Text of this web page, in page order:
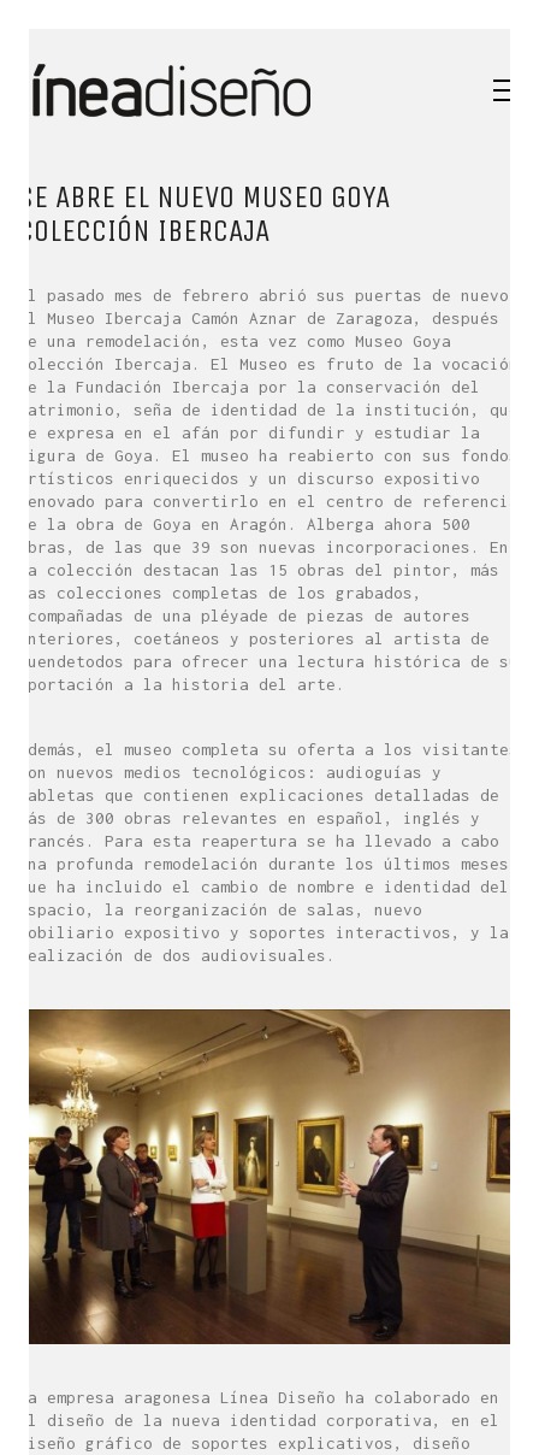
SE ABRE EL NUEVO MUSEO GOYA
COLECCIÓN IBERCAJA
El pasado mes de febrero abrió sus puertas de nuevo
el Museo Ibercaja Camón Aznar de Zaragoza, después
de una remodelación, esta vez como Museo Goya
Colección Ibercaja. El Museo es fruto de la vocación
de la Fundación Ibercaja por la conservación del
patrimonio, seña de identidad de la institución, que
se expresa en el afán por difundir y estudiar la
figura de Goya. El museo ha reabierto con sus fondos
artísticos enriquecidos y un discurso expositivo
renovado para convertirlo en el centro de referencia
de la obra de Goya en Aragón. Alberga ahora 500
obras, de las que 39 son nuevas incorporaciones. En
la colección destacan las 15 obras del pintor, más
las colecciones completas de los grabados,
acompañadas de una pléyade de piezas de autores
anteriores, coetáneos y posteriores al artista de
Fuendetodos para ofrecer una lectura histórica de su
aportación a la historia del arte.
Además, el museo completa su oferta a los visitantes
con nuevos medios tecnológicos: audioguías y
tabletas que contienen explicaciones detalladas de
más de 300 obras relevantes en español, inglés y
francés. Para esta reapertura se ha llevado a cabo
una profunda remodelación durante los últimos meses,
que ha incluido el cambio de nombre e identidad del
espacio, la reorganización de salas, nuevo
mobiliario expositivo y soportes interactivos, y la
realización de dos audiovisuales.
La empresa aragonesa Línea Diseño ha colaborado en
el diseño de la nueva identidad corporativa, en el
diseño gráfico de soportes explicativos, diseño